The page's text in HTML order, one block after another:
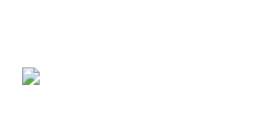
До шести частотных